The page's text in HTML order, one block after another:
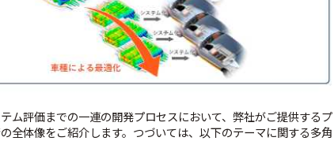
ム評価までの一連の開発プロセスにおいて、弊社がご提供するプ
全体像をご紹介します。つづいては、以下のテーマに関する多角